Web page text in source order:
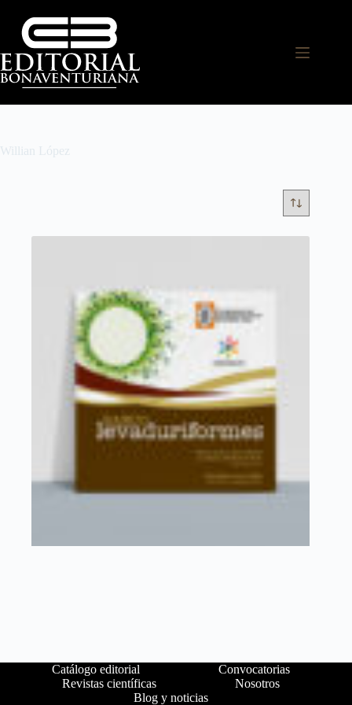
Willian López
Catálogo editorial
Convocatorias
Revistas científicas
Nosotros
Blog y noticias